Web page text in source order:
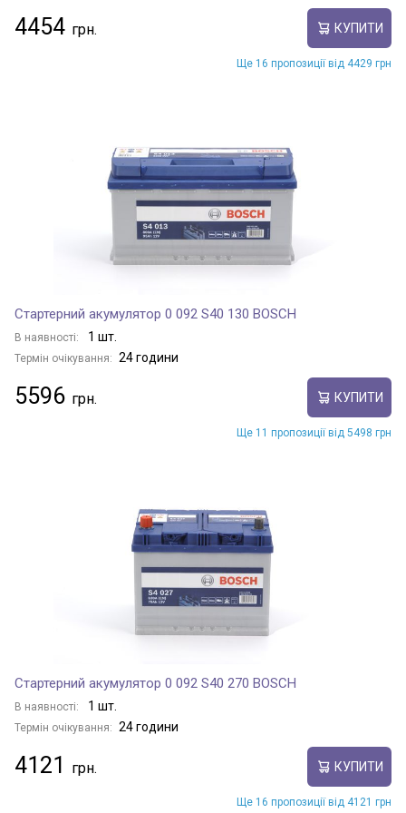
4454 КУПИТИ
Ще 16 пропозиції від 4429 грн
Стартерний акумулятор 0 092 S40 130 BOSCH
В наявності: 1 шт.
Термін очікування: 24 години
5596 КУПИТИ
Ще 11 пропозиції від 5498 грн
Стартерний акумулятор 0 092 S40 270 BOSCH
В наявності: 1 шт.
Термін очікування: 24 години
4121 КУПИТИ
Ще 16 пропозиції від 4121 грн